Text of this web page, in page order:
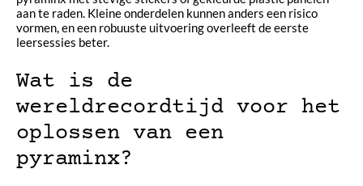
aan te raden. Kleine onderdelen kunnen anders een risico
vormen, en een robuuste uitvoering overleeft de eerste
leersessies beter.
Wat is de
wereldrecordtijd voor het
oplossen van een
pyraminx?